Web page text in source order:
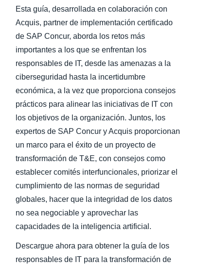
Esta guía, desarrollada en colaboración con
Acquis, partner de implementación certificado
de SAP Concur, aborda los retos más
importantes a los que se enfrentan los
responsables de IT, desde las amenazas a la
ciberseguridad hasta la incertidumbre
económica, a la vez que proporciona consejos
prácticos para alinear las iniciativas de IT con
los objetivos de la organización. Juntos, los
expertos de SAP Concur y Acquis proporcionan
un marco para el éxito de un proyecto de
transformación de T&E, con consejos como
establecer comités interfuncionales, priorizar el
cumplimiento de las normas de seguridad
globales, hacer que la integridad de los datos
no sea negociable y aprovechar las
capacidades de la inteligencia artificial.
Descargue ahora para obtener la guía de los
responsables de IT para la transformación de